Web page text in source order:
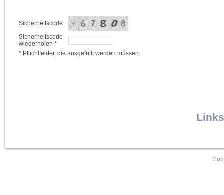
Sicherheitscode
Sicherheitscode
wiederholen *
* Pflichtfelder, die ausgefüllt werden müssen.